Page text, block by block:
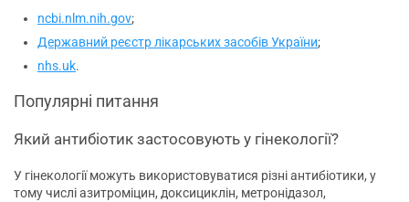
ncbi.nlm.nih.gov;
Державний реєстр лікарських засобів України;
nhs.uk.
Популярні питання
Який антибіотик застосовують у гінекології?
У гінекології можуть використовуватися різні антибіотики, у
тому числі азитроміцин, доксициклін, метронідазол,